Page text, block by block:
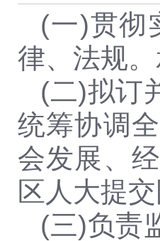
(一)贯彻
律、法规
(二)拟订
统筹协调
会发展、
区人大提
(三)负责